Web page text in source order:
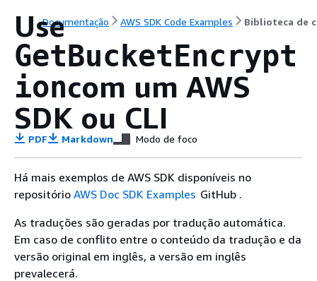
Documentação AWS SDK Code Examples Biblioteca de
Use
GetBucketEncrypt
ioncom um AWS
SDK ou CLI
PDF Markdown Modo de foco
Há mais exemplos de AWS SDK disponíveis no
repositório AWS Doc SDK Examples GitHub .
As traduções são geradas por tradução automática.
Em caso de conflito entre o conteúdo da tradução e da
versão original em inglês, a versão em inglês
prevalecerá.